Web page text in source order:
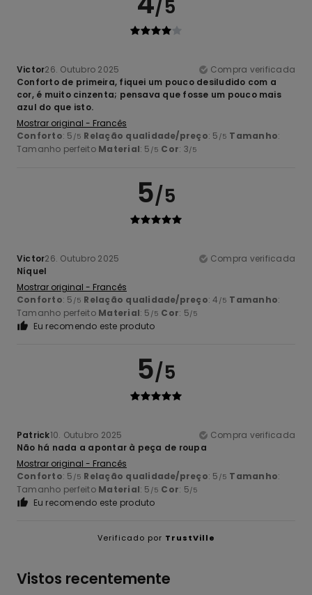
/5
Victor26. Outubro 2025
Compra verificada
Conforto de primeira, fiquei um pouco desiludido com a
cor, é muito cinzenta; pensava que fosse um pouco mais
azul do que isto.
Mostrar original - Francês
Conforto: 5 /5 Relação qualidade/preço: 5 /5 Tamanho:
Tamanho perfeito Material: 5 /5 Cor: 3/5
5/5
Victor26. Outubro 2025
Compra verificada
Níquel
Mostrar original - Francês
Conforto: 5 /5 Relação qualidade/preço: 4 /5 Tamanho:
Tamanho perfeito Material: 5 /5 Cor: 5/5
Eu recomendo este produto
5/5
Patrick10. Outubro 2025
Compra verificada
Não há nada a apontar à peça de roupa
Mostrar original - Francês
Conforto: 5 /5 Relação qualidade/preço: 5 /5 Tamanho:
Tamanho perfeito Material: 5 /5 Cor: 5/5
Eu recomendo este produto
Verificado por TrustVille
Vistos recentemente